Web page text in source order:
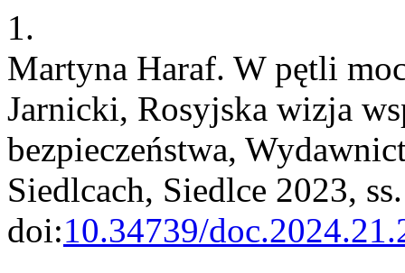
1.
Martyna Haraf. W pętli
Jarnicki, Rosyjska wizja
bezpieczeństwa,
Siedlcach, Siedlce 2023,
doi:10.34739/